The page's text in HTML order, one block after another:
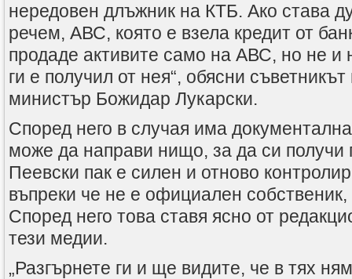
нередовен длъжник на КТБ. Ако става
речем, АВС, която е взела кредит от
продаде активите само на АВС, но не и
ги е получил от нея“, обясни
министър Божидар Лукарски.
Според него в случая има
може да направи нищо, за да си получи
Пеевски пак е силен и отново
въпреки че не е официален
Според него това ставя ясно от
тези медии.
„Разгърнете ги и ще видите, че в тях